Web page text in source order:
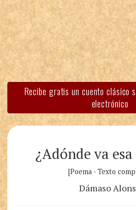
Recibe gratis un cuento clásico
electrónico
¿Adónde va
[Poema - Texto
Dámaso